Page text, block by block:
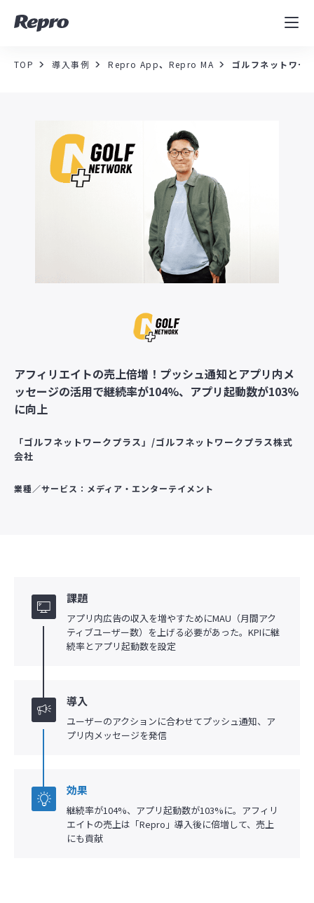
MAツール
セミナー／イベント
料金・お問合せ
TOP 導入事例 Repro App、 Repro MA ゴルフネットワー
アフィリエイトの売上倍増！プッシュ通知とアプリ内メ
ッセージの活用で継続率が104%、アプリ起動数が103%
に向上
「ゴルフネットワークプラス」/ゴルフネットワークプラス株式
会社
業種／サービス：メディア・エンターテイメント
課題
アプリ内広告の収入を増やすためにMAU（月間アク
ティブユーザー数）を上げる必要があった。KPIに継
続率とアプリ起動数を設定
導入
ユーザーのアクションに合わせてプッシュ通知、ア
プリ内メッセージを発信
効果
継続率が104%、アプリ起動数が103%に。アフィリ
エイトの売上は「Repro」導入後に倍増して、売上
にも貢献